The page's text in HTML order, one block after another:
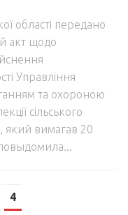
області передано
акт щодо
Управління
та охороною
сільського
який вимагав 20
4